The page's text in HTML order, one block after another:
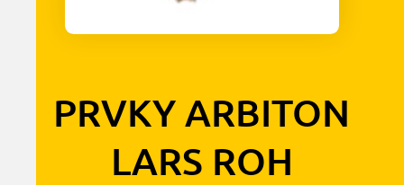
PRVKY ARBITON
LARS ROH